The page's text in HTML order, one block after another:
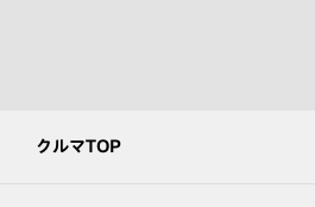
クルマTOP